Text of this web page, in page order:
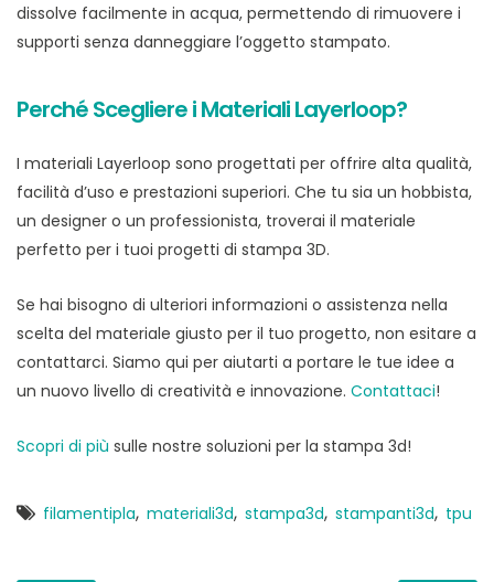
dissolve facilmente in acqua, permettendo di rimuovere i
supporti senza danneggiare l’oggetto stampato.
Perché Scegliere i Materiali Layerloop?
I materiali Layerloop sono progettati per offrire alta qualità,
facilità d’uso e prestazioni superiori. Che tu sia un hobbista,
un designer o un professionista, troverai il materiale
perfetto per i tuoi progetti di stampa 3D.
Se hai bisogno di ulteriori informazioni o assistenza nella
scelta del materiale giusto per il tuo progetto, non esitare a
contattarci. Siamo qui per aiutarti a portare le tue idee a
un nuovo livello di creatività e innovazione. Contattaci!
Scopri di più sulle nostre soluzioni per la stampa 3d!
filamentipla, materiali3d, stampa3d, stampanti3d, tpu